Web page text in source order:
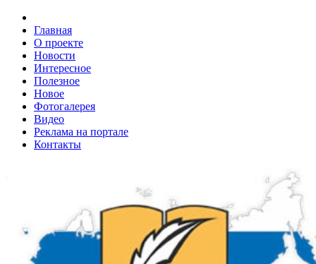
Главная
О проекте
Новости
Интересное
Полезное
Новое
Фотогалерея
Видео
Реклама на портале
Контакты